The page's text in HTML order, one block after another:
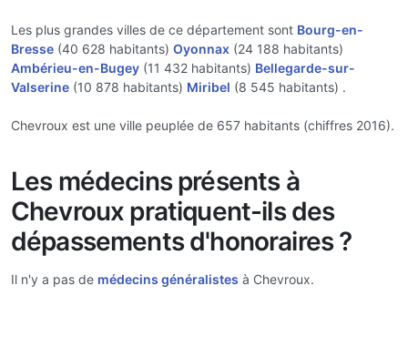
Les plus grandes villes de ce département sont Bourg-en-
Bresse (40 628 habitants) Oyonnax (24 188 habitants)
Ambérieu-en-Bugey (11 432 habitants) Bellegarde-sur-
Valserine (10 878 habitants) Miribel (8 545 habitants) .
Chevroux est une ville peuplée de 657 habitants (chiffres 2016).
Les médecins présents à
Chevroux pratiquent-ils des
dépassements d'honoraires ?
Il n'y a pas de médecins généralistes à Chevroux.